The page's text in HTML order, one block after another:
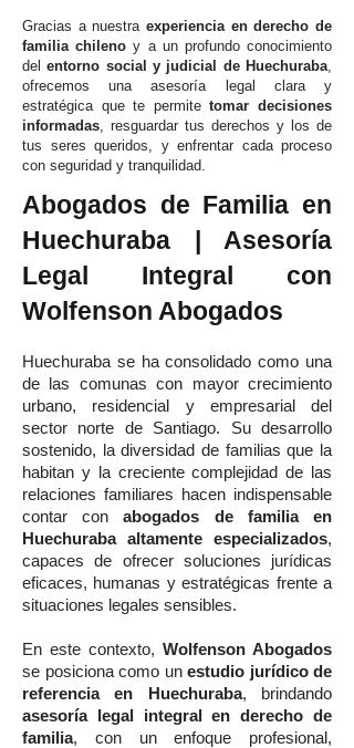
Gracias a nuestra experiencia en derecho de
familia chileno y a un profundo conocimiento
delentorno social y judicial de Huechuraba,
ofrecemos una asesoría legal clara y
estratégica que te permitetomar decisiones
informadas, resguardar tus derechos y los de
tus seres queridos, y enfrentar cada proceso
con seguridad y tranquilidad.
Abogados de Familia en
Huechuraba | Asesoría
Legal Integral con
Wolfenson Abogados
Huechuraba se ha consolidado como una
de las comunas con mayor crecimiento
urbano, residencial y empresarial del
sector norte de Santiago. Su desarrollo
sostenido, la diversidad de familias que la
habitan y la creciente complejidad de las
relaciones familiares hacen indispensable
contar conabogados de familia en
Huechuraba altamente especializados,
capaces de ofrecer soluciones jurídicas
eficaces, humanas y estratégicas frente a
situaciones legales sensibles.
En este contexto, Wolfenson Abogados
se posiciona como un estudio jurídico de
referencia en Huechuraba, brindando
asesoría legal integral en derecho de
familia, con un enfoque profesional,